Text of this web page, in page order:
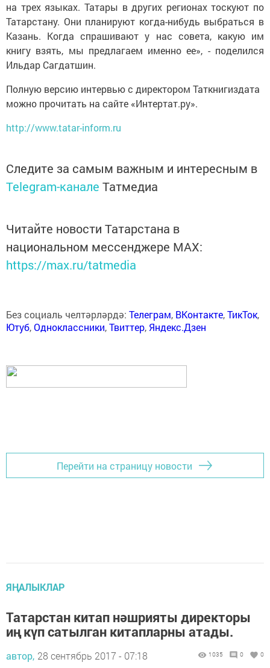
на трех языках. Татары в других регионах тоскуют по
Татарстану. Они планируют когда-нибудь выбраться в
Казань. Когда спрашивают у нас совета, какую им
книгу взять, мы предлагаем именно ее», - поделился
Ильдар Сагдатшин.
Полную версию интервью с директором Таткнигиздата
можно прочитать на сайте «Интертат.ру».
http://www.tatar-inform.ru
Следите за самым важным и интересным в
Telegram-канале Татмедиа
Читайте новости Татарстана в
национальном мессенджере MАХ:
https://max.ru/tatmedia
Без социаль челтәрләрдә: Телеграм, ВКонтакте,ТикТок,
Ютуб,Одноклассники,Твиттер, Яндекс.Дзен
Перейти на страницу новости
ЯҢАЛЫКЛАР
Татарстан китап нәшрияты директоры
иң күп сатылган китапларны атады.
автор, 28 сентябрь 2017 - 07:18 1035 0 0